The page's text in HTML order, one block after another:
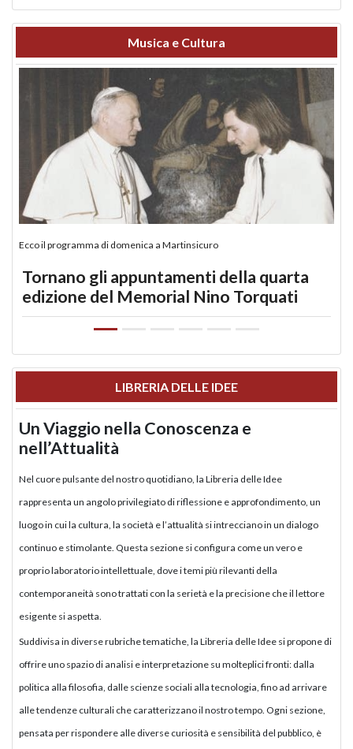
Musica e Cultura
Ecco il programma di domenica a Martinsicuro
Tornano gli appuntamenti della quarta
edizione del Memorial Nino Torquati
LIBRERIA DELLE IDEE
Un Viaggio nella Conoscenza e
nell’Attualità
Nel cuore pulsante del nostro quotidiano, la Libreria delle Idee
rappresenta un angolo privilegiato di riflessione e approfondimento, un
luogo in cui la cultura, la società e l’attualità si intrecciano in un dialogo
continuo e stimolante. Questa sezione si configura come un vero e
proprio laboratorio intellettuale, dove i temi più rilevanti della
contemporaneità sono trattati con la serietà e la precisione che il lettore
esigente si aspetta.
Suddivisa in diverse rubriche tematiche, la Libreria delle Idee si propone di
offrire uno spazio di analisi e interpretazione su molteplici fronti: dalla
politica alla filosofia, dalle scienze sociali alla tecnologia, fino ad arrivare
alle tendenze culturali che caratterizzano il nostro tempo. Ogni sezione,
pensata per rispondere alle diverse curiosità e sensibilità del pubblico, è